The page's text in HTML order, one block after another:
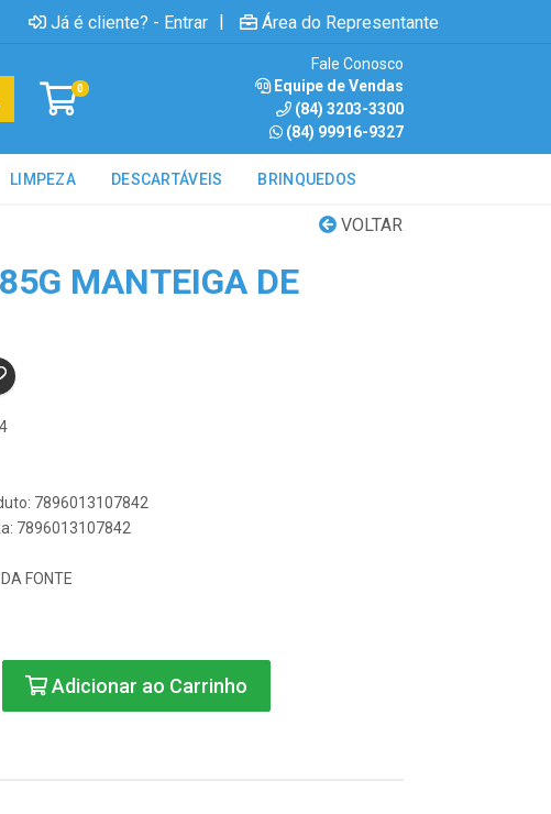
Já é cliente? - Entrar | Área do Representante
0
Fale Conosco
Equipe de Vendas
(84) 3203-3300
(84) 99916-9327
LIMPEZA DESCARTÁVEIS BRINQUEDOS
VOLTAR
MANTEIGA DE
7896013107842
7896013107842
FONTE
Adicionar ao Carrinho